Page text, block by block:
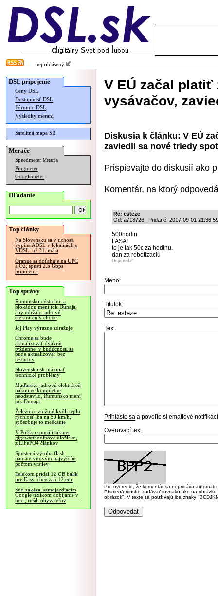
neprihlásený
DSL pripojenie
Ceny DSL
Dostupnosť DSL
Fórum o DSL
Výsledky meraní
Satelitná mapa SR
Merače
Speedmeter Merania
Pingmeter
Googlemeter
Hľadanie
Top články
Na Slovensku sa v tichosti
vypína ADSL v lokalitách s
VDSL, už 31. mája
Orange sa doťahuje na UPC
a O2, spustí 2.5 Gbps
pripojenie
Top správy
Rumunsko odstrelmi a
blokádou mení tok Dunaja,
aby udržalo jadrovú
elektráreň v chode
Joj Play výrazne zdražuje
Chrome sa bude
aktualizovať dvakrát
týždenne, v budúcnosti sa
bude aktualizovať bez
reštartov
Slovensko.sk má opäť
technické problémy
Maďarsko jadrovú elektráreň
nakoniec kompletne
neodstavilo, Rumunsko mení
tok Dunaja
Železnice znižujú kvôli teplu
rýchlosť iba na 50 km/h,
spôsobuje to meškanie
V Poľsku spustili takmer
gigawatthodinové úložisko,
z LiFePO4 článkov
Spustená výroba flash
pamäte s novým najvyšším
počtom vrstiev
Telekom pridal 12 GB balík
pre Easy, chce zaň 12 eur
Súd zakázal samojazdiacim
Google taxíkom dobíjanie v
noci, rušili obyvateľov
V EÚ začal
vysávačov,
Diskusia k článku: V EÚ
zaviedli sa nové triedy
Prispievajte do diskusií ako
Komentár, na ktorý
Re: esteze
Od: a718726 | Pridané: 2017-09-01 21:36:59
500hodin
FASA!
to je tak 50c za hodinu.
dan za robotizaciu
Odpovedať
Meno:
Titulok:
Text:
Prihláste sa a povoľte si emailové
Overovací text:
Pre overenie, že komentár sa nepridáva
Písmená musíte zadávať rovnako ako na
obrázok". V texte sa používajú iba znaky